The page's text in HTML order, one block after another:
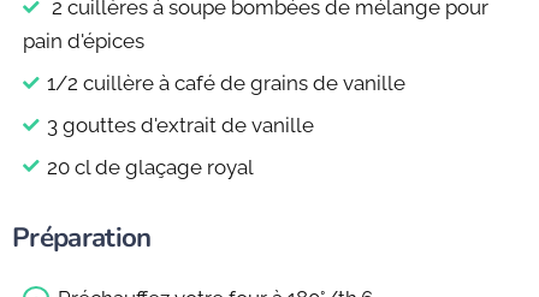
2 cuillères à soupe bombées de mélange pour
pain d'épices
1/2 cuillère à café de grains de vanille
3 gouttes d'extrait de vanille
20 cl de glaçage royal
Préparation